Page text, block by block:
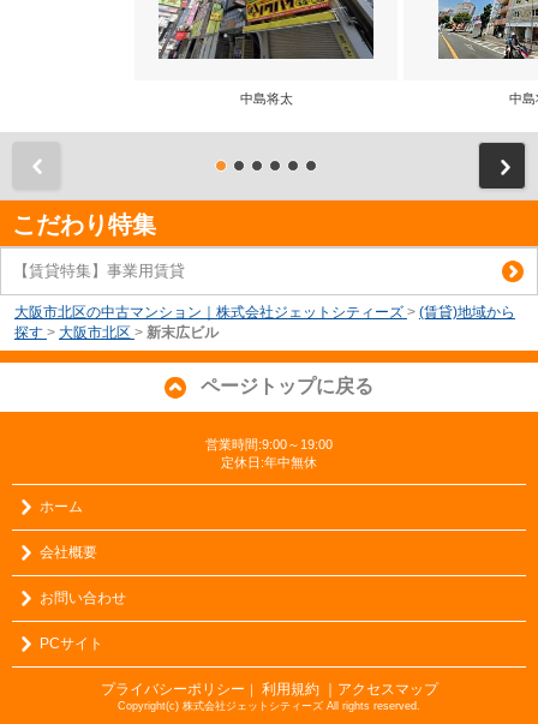
中島将太 中島
こだわり特集
【賃貸特集】事業用賃貸
大阪市北区の中古マンション｜株式会社ジェットシティーズ > (賃貸)地域から
探す > 大阪市北区 > 新末広ビル
ページトップに戻る
営業時間:9:00～19:00
定休日:年中無休
ホーム
会社概要
お問い合わせ
PCサイト
プライバシーポリシー 利用規約 ｜アクセスマップ
Copyright(c) 株式会社ジェットシティーズ All rights reserved.